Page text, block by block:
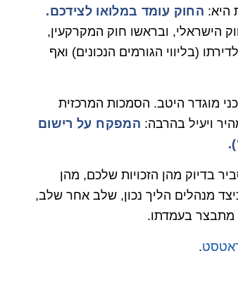
היא: החוק עומד במלואו לצידכם.
הישראלי, ובראשו חוק המקרקעין,
(בליווי הגורמים הנכונים) ואף
מוגדר היטב. הסמכות המרכזית
ויעיל בהרבה: המפקח על רישום
בדיוק מהן הזכויות שלכם, מהן
מנהלים הליך נכון, שלב אחר שלב,
מתבצר בעמדתו.
.